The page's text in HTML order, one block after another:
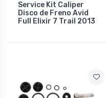
Service Kit Caliper
Disco de Freno Avid
Full Elixir 7 Trail 2013